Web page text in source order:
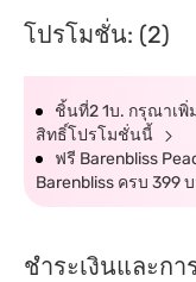
โปรโมชั่น: (2)
ชิ้นที่2 1บ. กรุณาเพิ่
สิทธิ์โปรโมชั่นนี้
ฟรี Barenbliss
Barenbliss ครบ 399
ชำระเงินและกา